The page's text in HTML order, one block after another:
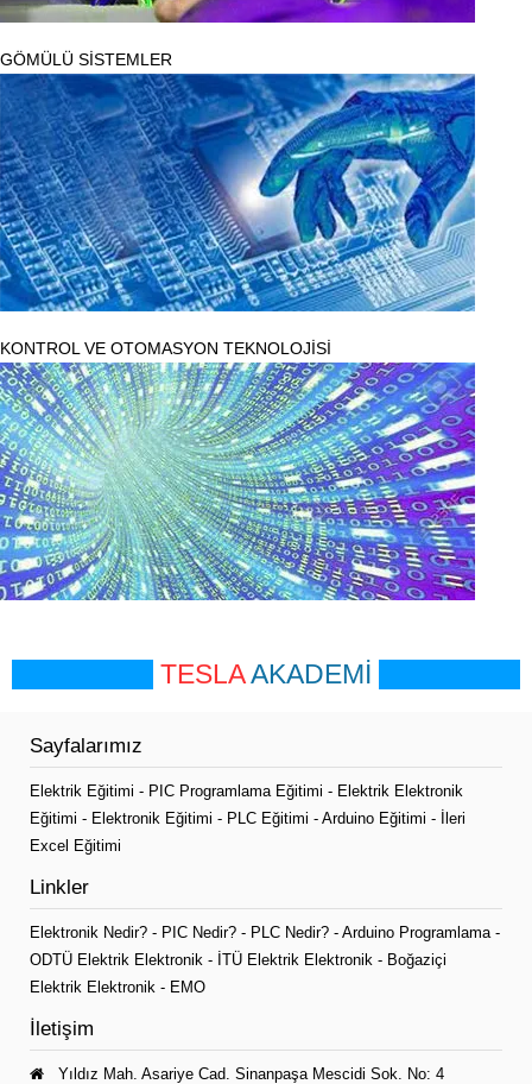
GÖMÜLÜ SİSTEMLER
KONTROL VE OTOMASYON TEKNOLOJİSİ
TESLAAKADEMİ
Sayfalarımız
Elektrik Eğitimi - PIC Programlama Eğitimi - Elektrik Elektronik
Eğitimi - Elektronik Eğitimi - PLC Eğitimi - Arduino Eğitimi -
İleri
Excel Eğitimi
Linkler
Elektronik Nedir? - PIC Nedir? - PLC Nedir? - Arduino Programlama-
ODTÜ Elektrik Elektronik - İTÜ Elektrik Elektronik - Boğaziçi
Elektrik Elektronik - EMO
İletişim
Yıldız Mah. Asariye Cad. Sinanpaşa Mescidi Sok. No: 4